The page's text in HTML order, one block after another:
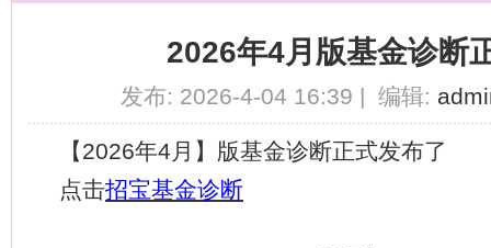
2026年4月版基金诊断
发布: 2026-4-04 16:39 | 编辑:
【2026年4月】版基金诊断正式发布了
点击招宝基金诊断